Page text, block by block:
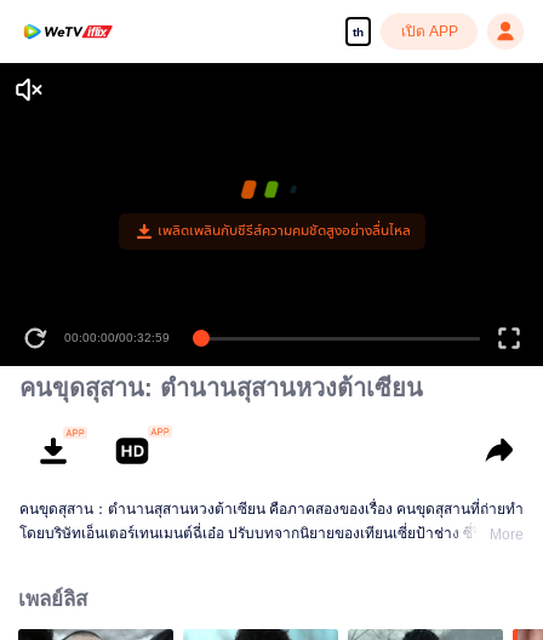
th เปิด APP
เพลิดเพลินกับซีรีส์ความคมชัดสูงอย่างลื่นไหล
00:00:00/00:32:59
คนขุดสุสาน: ตำนานสุสานหวงต้าเซียน
คนขุดสุสาน：ตำนานสุสานหวงต้าเซียน คือภาคสองของเรื่อง คนขุดสุสานที่ถ่ายทำ
โดยบริษัทเอ็นเตอร์เทนเมนต์ฉี่เอ๋อ ปรับบทจากนิยายของเทียนเซี่ยป้าช่าง ซี่รี่ส์เรื่อง
หวางข่ายเสวียน สมัยที่เป็นวัยรุ่น ทั้งสองคนรู้จักกับฮวาเหมย ติงสือเถียน เยี่ยนจื่อ
ด้วยความอยากรู้อยากเห็นจึงเข้าไปในสุสานเพียงพอนเหลือง ทังหมดได้บังเอิญ
More
เพลย์ลิส